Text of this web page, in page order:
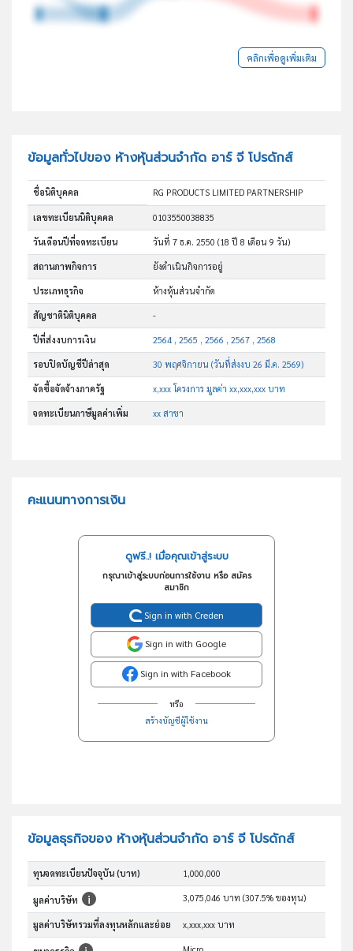
คลิกเพื่อดูเพิ่มเติม
ข้อมูลทั่วไปของ ห้างหุ้นส่วนจำกัด อาร์ จี โปรดักส์
ชื่อนิติบุคคล RG PRODUCTS LIMITED PARTNERSHIP
เลขทะเบียนนิติบุคคล 0103550038835
วันเดือนปีที่จดทะเบียน วันที่ 7 ธ.ค. 2550(18 ปี 8 เดือน 9 วัน)
สถานภาพกิจการ ยังดำเนินกิจการอยู่
ประเภทธุรกิจ ห้างหุ้นส่วนจำกัด
สัญชาตินิติบุคคล -
ปีที่ส่งงบการเงิน 2564 , 2565 , 2566 , 2567 , 2568
รอบปิดบัญชีปีล่าสุด 30 พฤศจิกายน (วันที่ส่งงบ 26 มี.ค. 2569)
จัดซื้อจัดจ้างภาครัฐ x,xxx โครงการ มูลค่า xx,xxx,xxx บาท
จดทะเบียนภาษีมูลค่าเพิ่ม xx สาขา
คะแนนทางการเงิน
ดูฟรี..! เมื่อคุณเข้าสู่ระบบ
กรุณาเข้าสู่ระบบก่อนการใช้งาน หรือ สมัคร
สมาชิก
Sign in with Creden
Sign in with Google
Sign in with Facebook
หรือ
สร้างบัญชีผู้ใช้งาน
ข้อมูลธุรกิจของ ห้างหุ้นส่วนจำกัด อาร์ จี โปรดักส์
ทุนจดทะเบียนปัจจุบัน (บาท) 1,000,000
มูลค่าบริษัท 3,075,046 บาท (307.5% ของทุน)
มูลค่าบริษัทรวมที่ลงทุนหลักและย่อย x,xxx,xxx บาท